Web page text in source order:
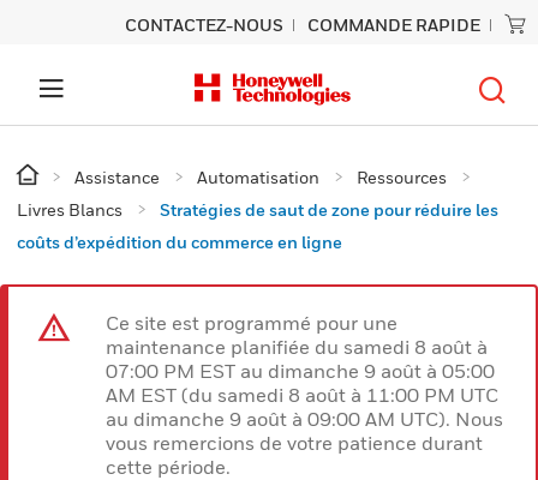
CONTACTEZ-NOUS COMMANDE RAPIDE
Assistance Automatisation
Ressources
Livres Blancs
Stratégies de saut de zone pour réduire les
coûts d’expédition du commerce en ligne
Ce site est programmé pour une
maintenance planifiée du samedi 8 août à
07:00 PM EST au dimanche 9 août à 05:00
AM EST (du samedi 8 août à 11:00 PM UTC
au dimanche 9 août à 09:00 AM UTC). Nous
vous remercions de votre patience durant
cette période.